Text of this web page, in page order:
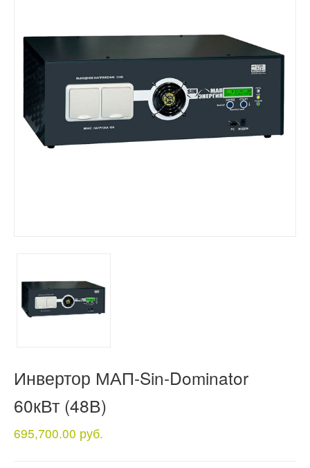
Инвертор МАП-Sin-Dominator
60кВт (48В)
695,700.00 руб.